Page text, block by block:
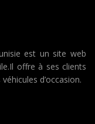
est un site web
offre à ses clients
d’occasion.